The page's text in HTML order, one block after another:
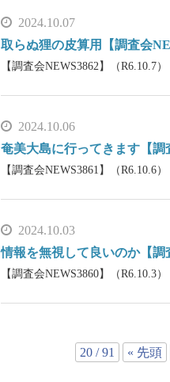
2024.10.07
取らぬ狸の皮算用【調査会
【調査会NEWS3862】（
2024.10.06
奄美大島に行ってきます【調
【調査会NEWS3861】（
2024.10.03
情報を無視して良いのか【調
【調査会NEWS3860】（
20 / 91 « 先頭